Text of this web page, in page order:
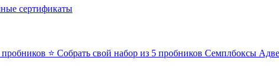
сертификаты
пробников ⭐ Собрать свой набор из 5 пробников Семплбоксы